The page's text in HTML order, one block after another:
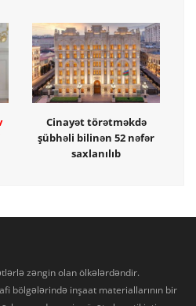
Cinayət törətməkdə
şübhəli bilinən 52 nəfər
saxlanılıb
zəngin olan ölkələrdəndir.
bölgələrində inşaat materiallarının bir